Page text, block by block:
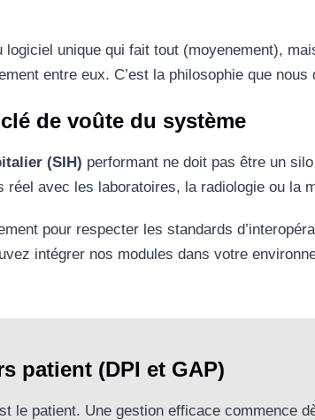
logiciel unique qui fait tout (moyenement),
entre eux. C’est la philosophie que nous
de voûte du système
(SIH) performant ne doit pas être un
réel avec les laboratoires, la radiologie ou la
pour respecter les standards
intégrer nos modules dans votre
patient (DPI et GAP)
le patient. Une gestion efficace commence